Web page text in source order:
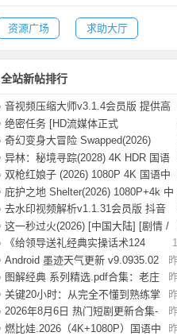
资源广场 求助大厅
全站新帖排行
音视频压缩大师v3.1.4会员版 提供高
效的音
绝密任务 [HD流媒体正式
版]Operation.Black
奇幻变身大冒险 Swapped(2026)
[1080P] [中
异林：秘境寻踪(2028) 4K HDR 国语
中字【1.
双枪红娘子 (2026) 1080P 4K 国语中
字 [1.7
庇护之地 Shelter(2026) 1080P+4k 中
英双字
去水印视频解析v1.1.31会员版 抖音
等平台无
这一秒过火(2026) [中国大陆] [剧情 /
爱情
《给领导送礼经典实操话术124
条》：不踩红
Android 墨迹天气更新 v9.0935.02
去广告解
图解经典 系列精选.pdf合集：老庄
易经 风
关键20小时：从完全不懂到熟练掌
握一门新技
2026年8月6日 热门短剧更新合集-
海量热门
燃比娃.2026（4K+1080P）国语中